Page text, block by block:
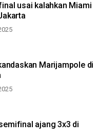
usai kalahkan Miami
Marijampole di
ajang 3x3 di